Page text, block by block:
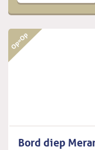
Bord diep